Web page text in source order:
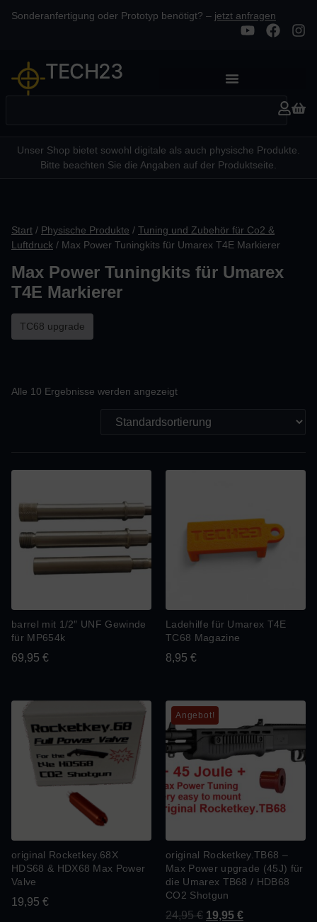
Sonderanfertigung oder Prototyp benötigt? – jetzt anfragen
TECH23
Unser Shop bietet sowohl digitale als auch physische Produkte.
Bitte beachten Sie die Angaben auf der Produktseite.
Start / Physische Produkte / Tuning und Zubehör für Co2 &
Luftdruck / Max Power Tuningkits für Umarex T4E Markierer
Max Power Tuningkits für Umarex
T4E Markierer
TC68 upgrade
Alle 10 Ergebnisse werden angezeigt
barrel mit 1/2″ UNF Gewinde
für MP654k
69,95 €
Ladehilfe für Umarex T4E
TC68 Magazine
8,95 €
original Rocketkey.68X
HDS68 & HDX68 Max Power
Valve
19,95 €
Angebot!
original Rocketkey.TB68 –
Max Power upgrade (45J) für
die Umarex TB68 / HDB68
CO2 Shotgun
24,95€ 19,95 €